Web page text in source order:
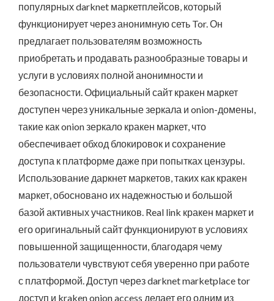
популярных darknet маркетплейсов, который
функционирует через анонимную сеть Tor. Он
предлагает пользователям возможность
приобретать и продавать разнообразные товары и
услуги в условиях полной анонимности и
безопасности. Официальный сайт кракен маркет
доступен через уникальные зеркала и onion-домены,
такие как onion зеркало кракен маркет, что
обеспечивает обход блокировок и сохранение
доступа к платформе даже при попытках цензуры.
Использование даркнет маркетов, таких как кракен
маркет, обосновано их надежностью и большой
базой активных участников. Real link кракен маркет и
его оригинальный сайт функционируют в условиях
повышенной защищенности, благодаря чему
пользователи чувствуют себя уверенно при работе
с платформой. Доступ через darknet marketplace tor
доступ и kraken onion access делает его одним из